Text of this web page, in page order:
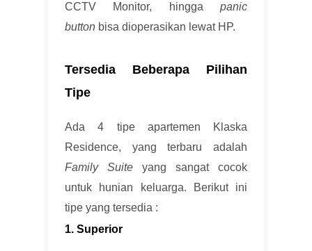
CCTV Monitor, hingga panic
button bisa dioperasikan lewat HP.
Tersedia Beberapa Pilihan
Tipe
Ada 4 tipe apartemen Klaska
Residence, yang terbaru adalah
Family Suite yang sangat cocok
untuk hunian keluarga. Berikut ini
tipe yang tersedia :
1. Superior